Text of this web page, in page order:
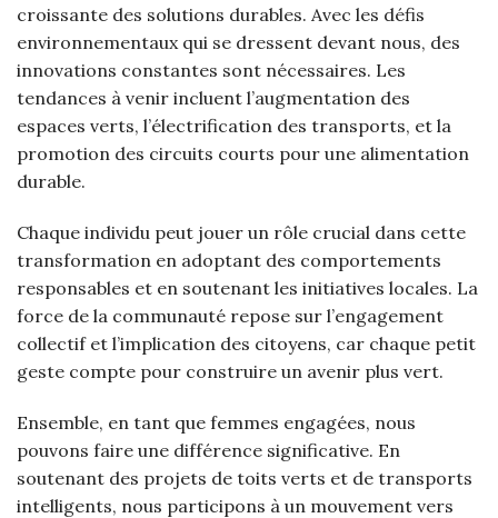
croissante des solutions durables. Avec les défis
environnementaux qui se dressent devant nous, des
innovations constantes sont nécessaires. Les
tendances à venir incluent l’augmentation des
espaces verts, l’électrification des transports, et la
promotion des circuits courts pour une alimentation
durable.
Chaque individu peut jouer un rôle crucial dans cette
transformation en adoptant des comportements
responsables et en soutenant les initiatives locales. La
force de la communauté repose sur l’engagement
collectif et l’implication des citoyens, car chaque petit
geste compte pour construire un avenir plus vert.
Ensemble, en tant que femmes engagées, nous
pouvons faire une différence significative. En
soutenant des projets de toits verts et de transports
intelligents, nous participons à un mouvement vers